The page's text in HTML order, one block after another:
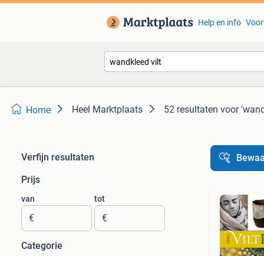
Help en info
Home Heel Marktplaats 52 resultaten voor
Verfijn resultaten
Prijs
van
€
tot
€
Categorie